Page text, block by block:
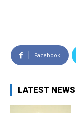
Facebook
LATEST NEWS